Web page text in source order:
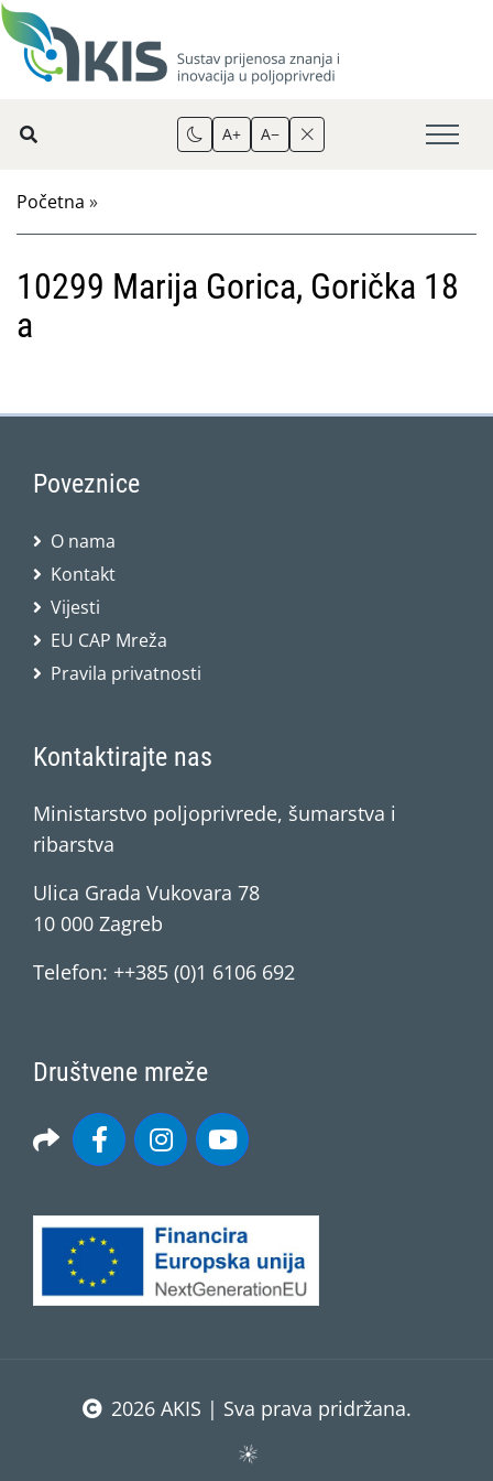
A+ A−
Početna »
10299 Marija Gorica, Gorička 18
a
Poveznice
O nama
Kontakt
Vijesti
EU CAP Mreža
Pravila privatnosti
Kontaktirajte nas
Ministarstvo poljoprivrede, šumarstva i
ribarstva
Ulica Grada Vukovara 78
10 000 Zagreb
Telefon: ++385 (0)1 6106 692
Društvene mreže
2026 AKIS | Sva prava pridržana.